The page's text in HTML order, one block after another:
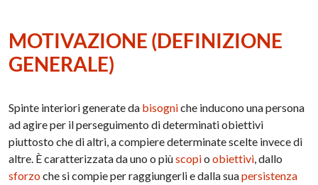
MOTIVAZIONE (DEFINIZIONE
GENERALE)
Spinte interiori generate da bisogniche inducono una persona
ad agire per il perseguimento di determinati obiettivi
piuttosto che di altri, a compiere determinate scelte invece di
altre. È caratterizzata da uno o piùscopioobiettivi, dallo
sforzoche si compie per raggiungerli e dalla suapersistenza